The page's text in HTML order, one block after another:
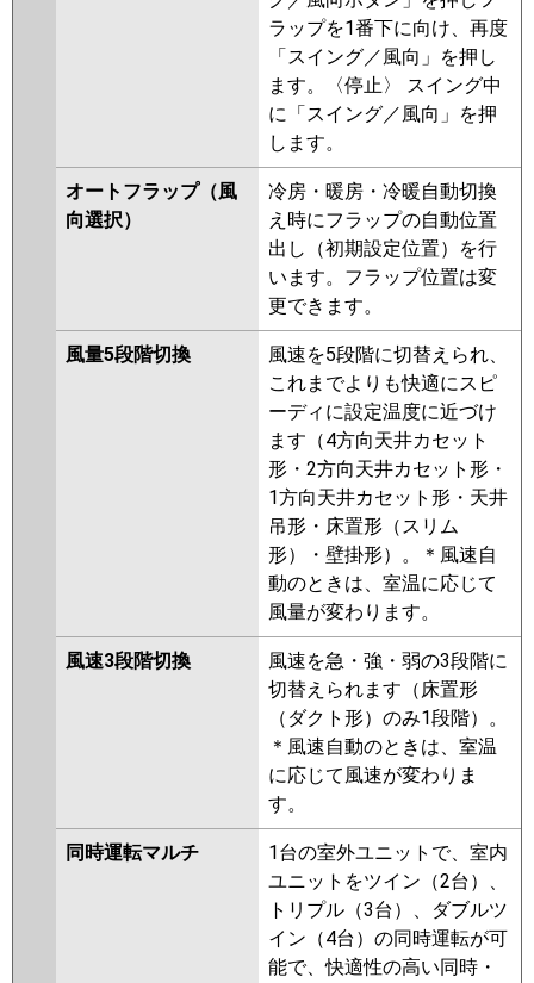
ラップを1番下に向け、再度
「スイング／風向」を押し
ます。〈停止〉 スイング中
に「スイング／風向」を押
します。
オートフラップ（風
向選択）
冷房・暖房・冷暖自動切換
え時にフラップの自動位置
出し（初期設定位置）を行
います。フラップ位置は変
更できます。
風量5段階切換
風速を5段階に切替えられ、
これまでよりも快適にスピ
ーディに設定温度に近づけ
ます（4方向天井カセット
形・2方向天井カセット形・
1方向天井カセット形・天井
吊形・床置形（スリム
形）・壁掛形）。＊風速自
動のときは、室温に応じて
風量が変わります。
風速3段階切換
風速を急・強・弱の3段階に
切替えられます（床置形
（ダクト形）のみ1段階）。
＊風速自動のときは、室温
に応じて風速が変わりま
す。
同時運転マルチ
1台の室外ユニットで、室内
ユニットをツイン（2台）、
トリプル（3台）、ダブルツ
イン（4台）の同時運転が可
能で、快適性の高い同時・